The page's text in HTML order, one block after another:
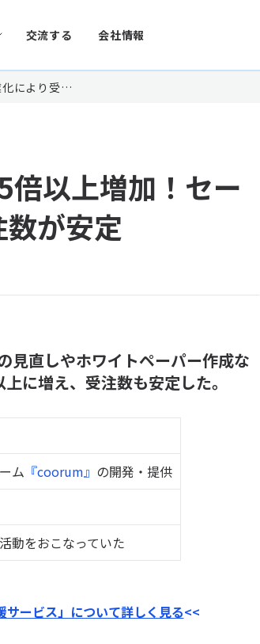
交流する 会社情報
化により受…
以上増加！セー
が安定
見直しやホワイトペーパー作成な
に増え、受注数も安定した。
ム 『coorum』 の開発・提供
動をおこなっていた
サービス」について詳しく見る<<